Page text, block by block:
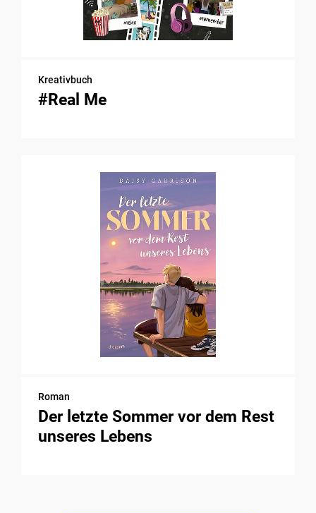
Kreativbuch
#Real Me
Roman
Der letzte Sommer vor dem Rest
unseres Lebens